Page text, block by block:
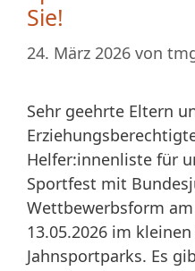
Sie!
24. März 2026 von
Sehr geehrte Eltern
Helfer:innenliste für
Sportfest mit
Wettbewerbsform
13.05.2026 im
Jahnsportparks. Es